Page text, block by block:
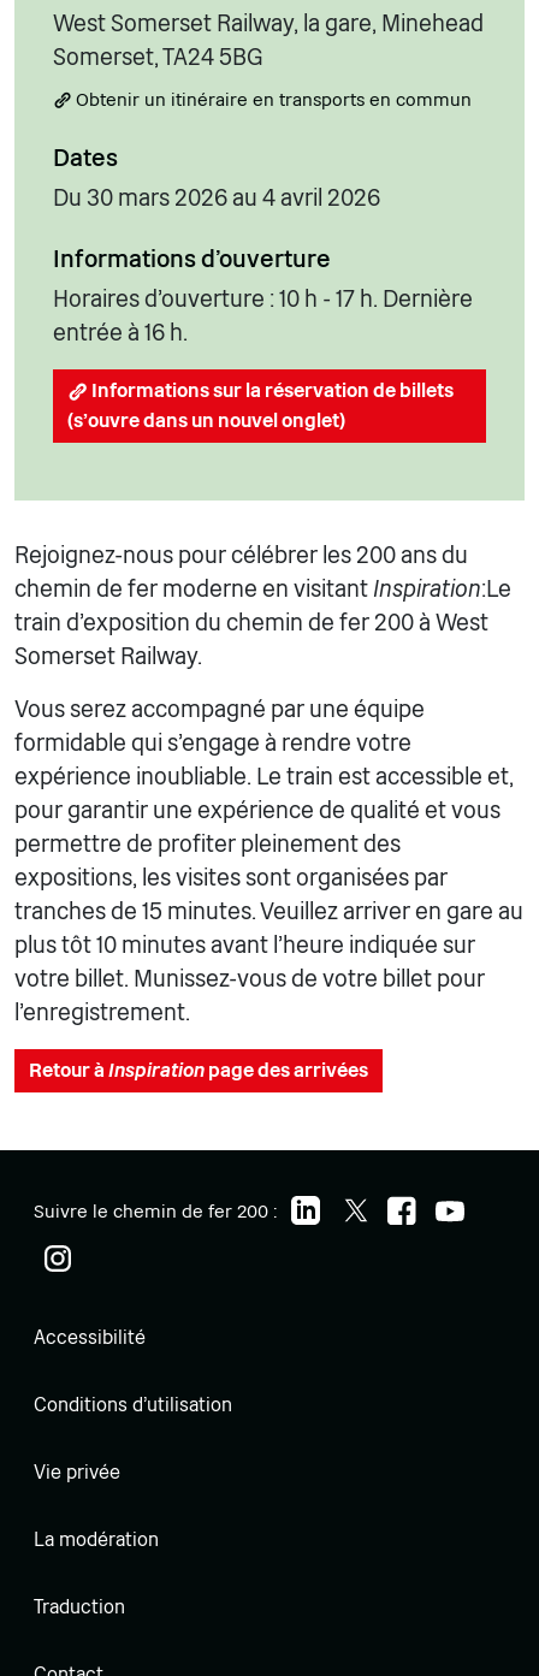
West Somerset Railway, la gare, Minehead
Somerset, TA24 5BG
Obtenir un itinéraire en transports en commun
Dates
Du 30 mars 2026 au 4 avril 2026
Informations d'ouverture
Horaires d'ouverture : 10 h - 17 h. Dernière
entrée à 16 h.
Informations sur la réservation de billets
(s'ouvre dans un nouvel onglet)
Rejoignez-nous pour célébrer les 200 ans du
chemin de fer moderne en visitant Inspiration:Le
train d'exposition du chemin de fer 200 à West
Somerset Railway.
Vous serez accompagné par une équipe
formidable qui s'engage à rendre votre
expérience inoubliable. Le train est accessible et,
pour garantir une expérience de qualité et vous
permettre de profiter pleinement des
expositions, les visites sont organisées par
tranches de 15 minutes. Veuillez arriver en gare au
plus tôt 10 minutes avant l'heure indiquée sur
votre billet. Munissez-vous de votre billet pour
l'enregistrement.
Retour à Inspiration page des arrivées
Suivre le chemin de fer 200 :
Accessibilité
Conditions d'utilisation
Vie privée
La modération
Traduction